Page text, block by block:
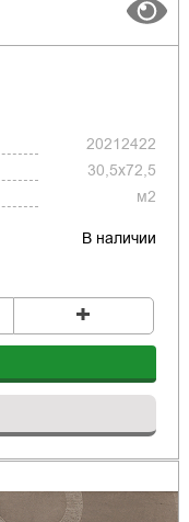
20212422
30,5x72,5
м2
В наличии
+